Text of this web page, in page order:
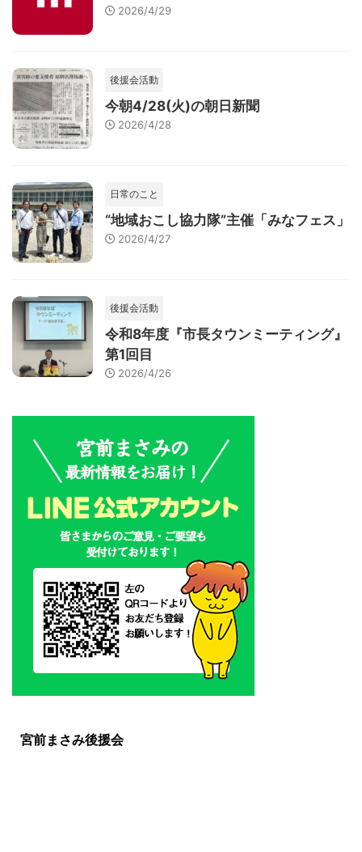
2026/4/29
後援会活動
今朝4/28(火)の朝日新聞
2026/4/28
日常のこと
“地域おこし協力隊”主催「みなフェス」
2026/4/27
後援会活動
令和8年度『市長タウンミーティング』
第1回目
2026/4/26
宮前まさみ後援会